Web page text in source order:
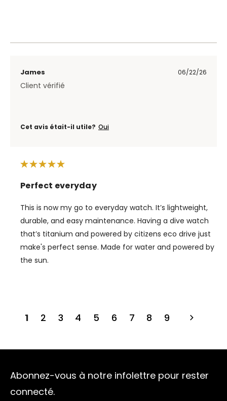
James 06/22/26
Client vérifié
Cet avis était-il utile? Oui
Perfect everyday
This is now my go to everyday watch. It’s lightweight,
durable, and easy maintenance. Having a dive watch
that’s titanium and powered by citizens eco drive just
make's perfect sense. Made for water and powered by
the sun.
1 2 3 4 5 6 7 8 9
Abonnez-vous à notre infolettre pour rester
connecté.